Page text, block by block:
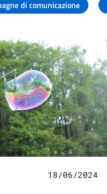
di comunicazione
18/06/2024